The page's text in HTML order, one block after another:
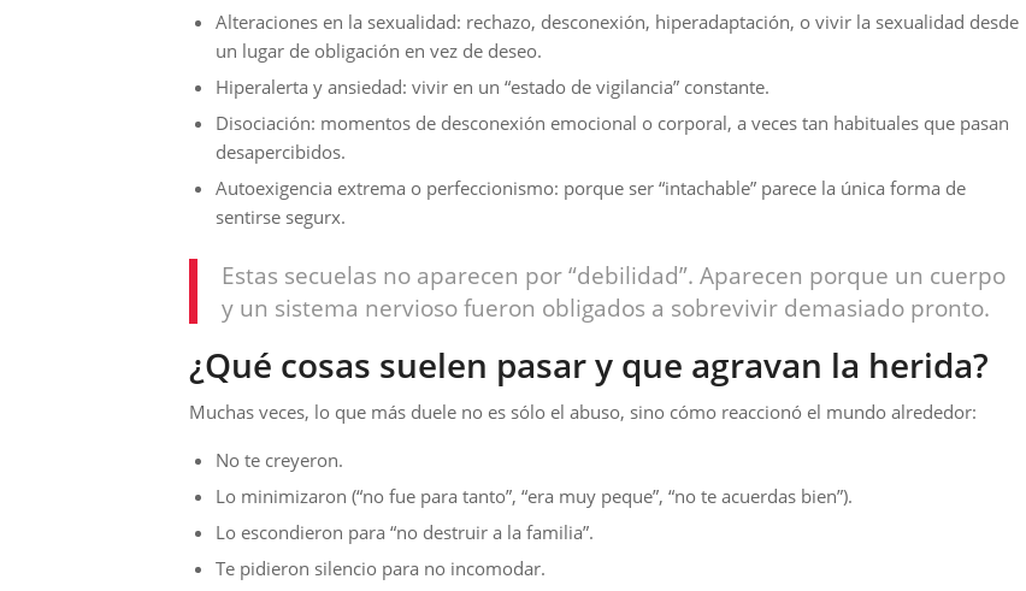
Alteraciones en la sexualidad: rechazo, desconexión, hiperadaptación, o vivir la sexualidad desde
un lugar de obligación en vez de deseo.
Hiperalerta y ansiedad: vivir en un “estado de vigilancia” constante.
Disociación: momentos de desconexión emocional o corporal, a veces tan habituales que pasan
desapercibidos.
Autoexigencia extrema o perfeccionismo: porque ser “intachable” parece la única forma de
sentirse segurx.
Estas secuelas no aparecen por “debilidad”. Aparecen porque un cuerpo
y un sistema nervioso fueron obligados a sobrevivir demasiado pronto.
¿Qué cosas suelen pasar y que agravan la herida?
Muchas veces, lo que más duele no es sólo el abuso, sino cómo reaccionó el mundo alrededor:
No te creyeron.
Lo minimizaron (“no fue para tanto”, “era muy peque”, “no te acuerdas bien”).
Lo escondieron para “no destruir a la familia”.
Te pidieron silencio para no incomodar.